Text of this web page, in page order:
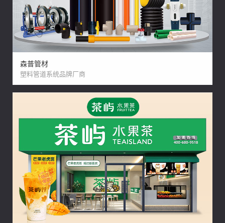
森普管材
塑料管道系统品牌厂商